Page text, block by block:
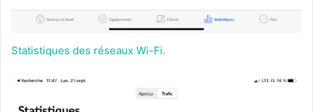
Statistiques des réseaux Wi-Fi.